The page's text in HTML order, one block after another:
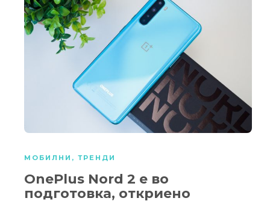
МОБИЛНИ , ТРЕНДИ
OnePlus Nord 2 е во
подготовка, откриено